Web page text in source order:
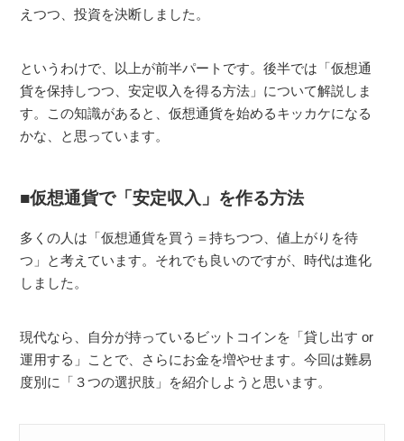
えつつ、投資を決断しました。
というわけで、以上が前半パートです。後半では「仮想通
貨を保持しつつ、安定収入を得る方法」について解説しま
す。この知識があると、仮想通貨を始めるキッカケになる
かな、と思っています。
仮想通貨で「安定収入」を作る方法
多くの人は「仮想通貨を買う＝持ちつつ、値上がりを待
つ」と考えています。それでも良いのですが、時代は進化
しました。
現代なら、自分が持っているビットコインを「貸し出す or
運用する」ことで、さらにお金を増やせます。今回は難易
度別に「３つの選択肢」を紹介しようと思います。